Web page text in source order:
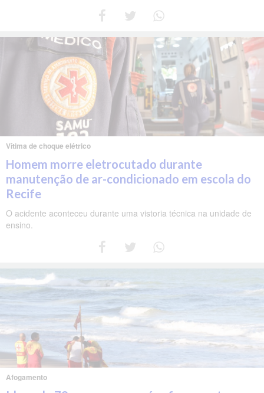
Vítima de choque elétrico
Homem morre eletrocutado durante
manutenção de ar-condicionado em escola do
Recife
O acidente aconteceu durante uma vistoria técnica na unidade de
ensino.
Afogamento